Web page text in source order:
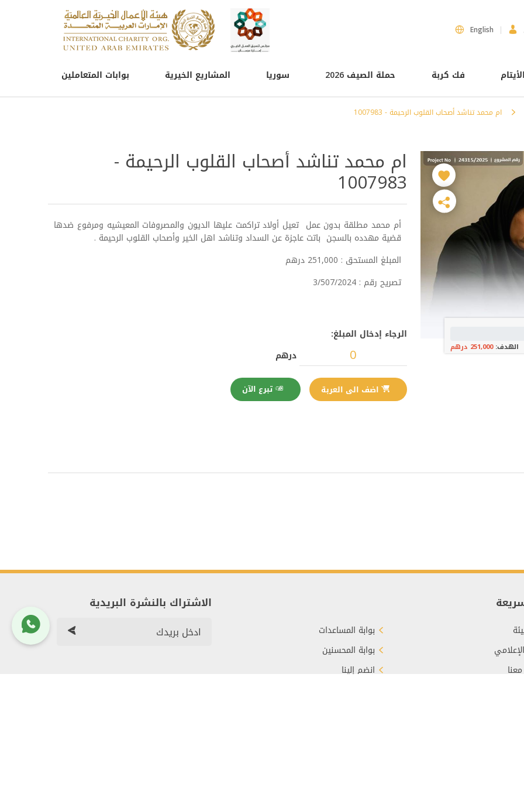
English
فك كربة حملة الصيف 2026 سوريا المشاريع الخيرية
ام محمد تناشد أصحاب القلوب الرحيمة - 1007983
الهدف:251,000 درهم
ام محمد تناشد أصحاب القلوب الرحيمة -
1007983
أم محمد مطلقة بدون عمل تعيل أولاد تراكمت عليها الديون والمصروفات المعيشيه ومرفوع ضدها
قضية مهدده بالسجن باتت عاجزة عن السداد وتناشد اهل الخير وأصحاب القلوب الرحيمة .
المبلغ المستحق : 251,000 درهم
تصريح رقم : 3/507/2024
الرجاء إدخال المبلغ:
درهم
تبرع الآن
بوابة المساعدات
بوابة المحسنين
انضم إلينا
الاشتراك بالنشرة البريدية